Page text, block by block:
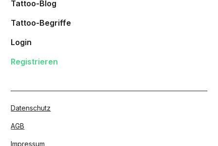
Tattoo-Blog
Tattoo-Begriffe
Login
Registrieren
Datenschutz
AGB
Impressum